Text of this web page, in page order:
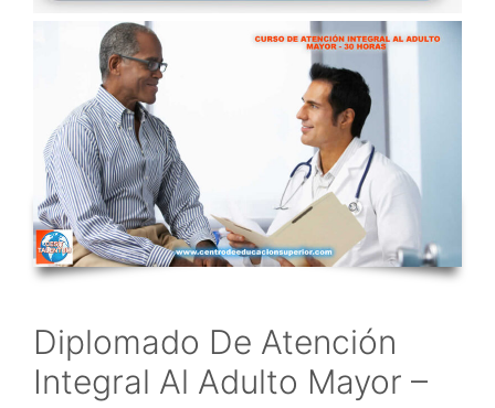
Diplomado De Atención
Integral Al Adulto Mayor –